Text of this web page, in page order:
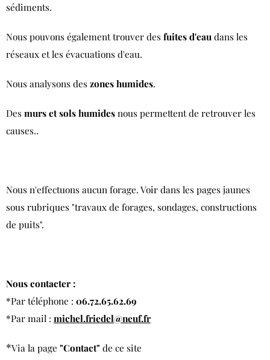
sédiments.
Nous pouvons également trouver des fuites d'eau dans les
réseaux et les évacuations d'eau.
Nous analysons des zones humides.
Des murs et sols humidesnous permettent de retrouver les
causes..
Nous n'effectuons aucun forage. Voir dans les pages jaunes
sous rubriques "travaux de forages, sondages, constructions
de puits".
Nous contacter :
*Par téléphone : 06.72.65.62.69
*Par mail : michel.friedel@neuf.fr
*Via la page "Contact" de ce site